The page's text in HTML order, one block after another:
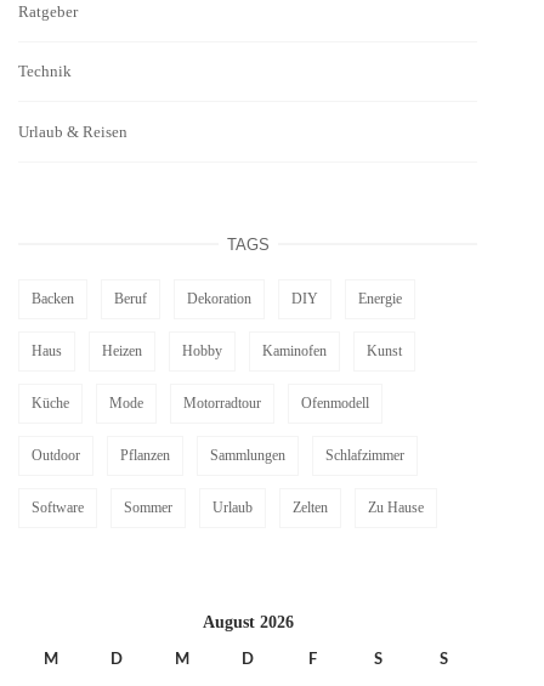
Ratgeber
Technik
Urlaub & Reisen
TAGS
Backen Beruf Dekoration DIY Energie
Haus Heizen Hobby Kaminofen Kunst
Küche Mode Motorradtour Ofenmodell
Outdoor Pflanzen Sammlungen Schlafzimmer
Software Sommer Urlaub Zelten Zu Hause
August 2026
M D M D F S S